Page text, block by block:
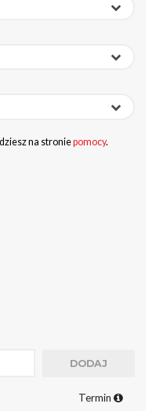
na stroniepomocy.
Termin